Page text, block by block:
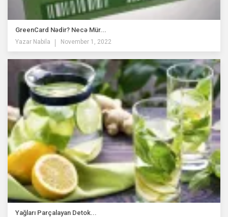
GreenCard Nədir? Necə Mür...
Yazar Nabila November 1, 2022
Yağları Parçalayan Detok...